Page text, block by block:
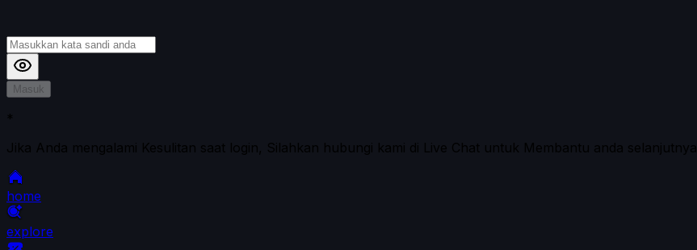
Masuk
*
Jika Anda mengalami Kesulitan saat login, Silahkan hubungi kami di Live Chat untuk Membantu anda selanjutnya
home
explore